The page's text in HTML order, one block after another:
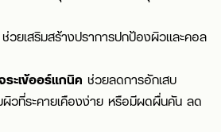
ช่วยเสริมสร้างปราการปกป้องผิวและคอล
ะเข้ออร์แกนิค ช่วยลดการอักเสบ
ผิวที่ระคายเคืองง่าย หรือมีผดผื่นคัน ลด